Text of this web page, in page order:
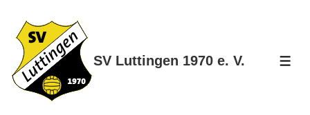
Zum
Inhalt
SV Luttingen 1970 e. V.